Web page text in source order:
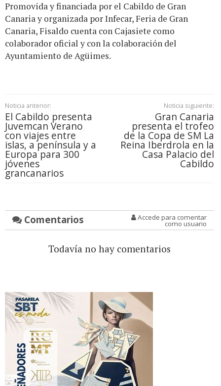
Promovida y financiada por el Cabildo de Gran
Canaria y organizada por Infecar, Feria de Gran
Canaria, Fisaldo cuenta con Cajasiete como
colaborador oficial y con la colaboración del
Ayuntamiento de Agüimes.
Noticia anterior:
El Cabildo presenta
Juvemcan Verano
con viajes entre
islas, a península y a
Europa para 300
jóvenes
grancanarios
Noticia siguiente:
Gran Canaria
presenta el trofeo
de la Copa de SM La
Reina Iberdrola en la
Casa Palacio del
Cabildo
Comentarios Accede para comentar
como usuario
Todavía no hay comentarios